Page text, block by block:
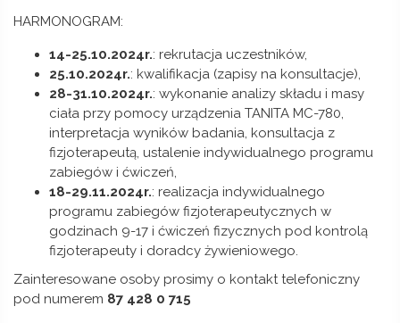
HARMONOGRAM:
14-25.10.2024r.: rekrutacja uczestników,
25.10.2024r.: kwalifikacja (zapisy na konsultacje),
28-31.10.2024r.: wykonanie analizy składu i masy
ciała przy pomocy urządzenia TANITA MC-780,
interpretacja wyników badania, konsultacja z
fizjoterapeutą, ustalenie indywidualnego programu
zabiegów i ćwiczeń,
18-29.11.2024r.: realizacja indywidualnego
programu zabiegów fizjoterapeutycznych w
godzinach 9-17 i ćwiczeń fizycznych pod kontrolą
fizjoterapeuty i doradcy żywieniowego.
Zainteresowane osoby prosimy o kontakt telefoniczny
pod numerem 87 428 0 715